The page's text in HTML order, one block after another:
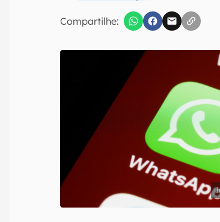
Compartilhe:
Confirmo que li, aceito e